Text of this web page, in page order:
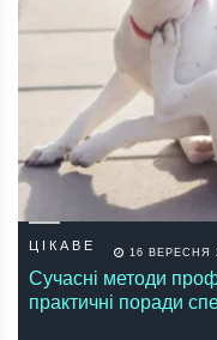
ЦІКАВЕ 16 ВЕРЕСНЯ
Сучасні методи
практичні поради